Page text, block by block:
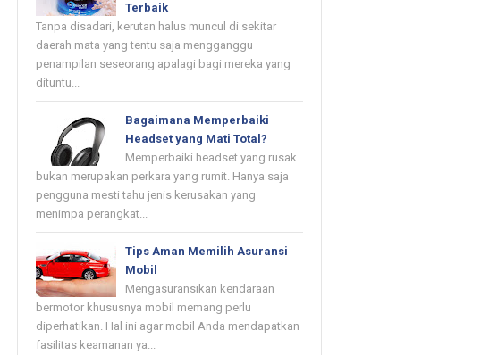
Terbaik
Tanpa disadari, kerutan halus muncul di sekitar
daerah mata yang tentu saja mengganggu
penampilan seseorang apalagi bagi mereka yang
dituntu...
Bagaimana Memperbaiki
Headset yang Mati Total?
Memperbaiki headset yang rusak
bukan merupakan perkara yang rumit. Hanya saja
pengguna mesti tahu jenis kerusakan yang
menimpa perangkat...
Tips Aman Memilih Asuransi
Mobil
Mengasuransikan kendaraan
bermotor khususnya mobil memang perlu
diperhatikan. Hal ini agar mobil Anda mendapatkan
fasilitas keamanan ya...